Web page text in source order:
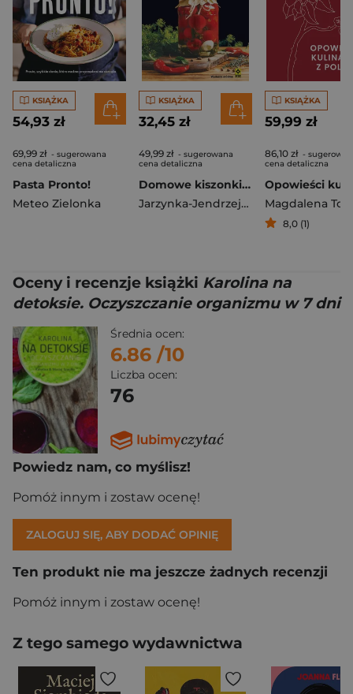
KSIĄŻKA
54,93 zł
69,99 zł - sugerowana
cena detaliczna
Pasta Pronto!
Meteo Zielonka
KSIĄŻKA
32,45 zł
49,99 zł - sugerowana
cena detaliczna
Domowe kiszonki które leczą wyd. 2026
Jarzynka-Jendrzejewska Magdalena
KSIĄŻKA
59,99 zł
86,10 zł -
cena detaliczna
8,0 (1)
Oceny i recenzje książki Karolina na
detoksie. Oczyszczanie organizmu w 7 dni
Średnia ocen:
6.86 /10
Liczba ocen:
76
Powiedz nam, co myślisz!
Pomóż innym i zostaw ocenę!
ZALOGUJ SIĘ, ABY DODAĆ OPINIĘ
Ten produkt nie ma jeszcze żadnych recenzji
Pomóż innym i zostaw ocenę!
Z tego samego wydawnictwa